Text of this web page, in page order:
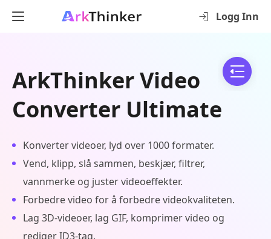
Logg Inn
ArkThinker Video
Converter Ultimate
Konverter videoer, lyd over 1000 formater.
Vend, klipp, slå sammen, beskjær, filtrer,
vannmerke og juster videoeffekter.
Forbedre video for å forbedre videokvaliteten.
Lag 3D-videoer, lag GIF, komprimer video og
rediger ID3-tag.